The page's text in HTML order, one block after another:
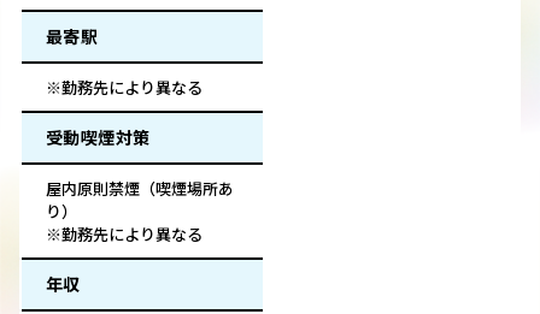
最寄駅
※勤務先により異なる
受動喫煙対策
屋内原則禁煙（喫煙場所あ
り）
※勤務先により異なる
年収